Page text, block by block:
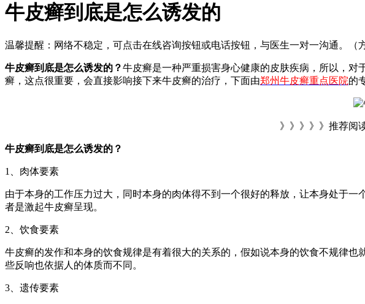
牛皮癣到底是怎么诱发的
温馨提醒： 网络不稳定，可点击在线咨询按钮或电话按钮，与医生一对一沟通。（
牛皮癣到底是怎么诱发的？牛皮癣是一种严重损害身心健康的皮肤疾病，所以，
癣，这点很重要，会直接影响接下来牛皮癣的治疗，下面由郑州牛皮癣重点医院的
》》》》》推荐阅
牛皮癣到底是怎么诱发的？
1、肉体要素
由于本身的工作压力过大，同时本身的肉体得不到一个很好的释放，让本身处于
者是激起牛皮癣呈现。
2、饮食要素
牛皮癣的发作和本身的饮食规律是有着很大的关系的，假如说本身的饮食不规律
些反响也依据人的体质而不同。
3、遗传要素